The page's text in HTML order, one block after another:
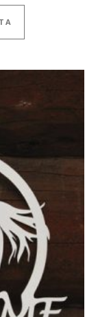
Tällä tuotteella